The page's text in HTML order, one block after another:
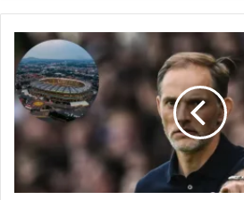
Terror
a
la
altura
del
Azteca:
Thomas
ve